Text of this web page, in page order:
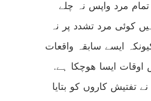
تمام مرد واپس نہ چلے
کوئی مرد تشدد پر نہ
کیونکہ ایسے سابقہ واقعات
اوقات ایسا ھوچکا ہے.
تفتیش کاروں کو بتایا